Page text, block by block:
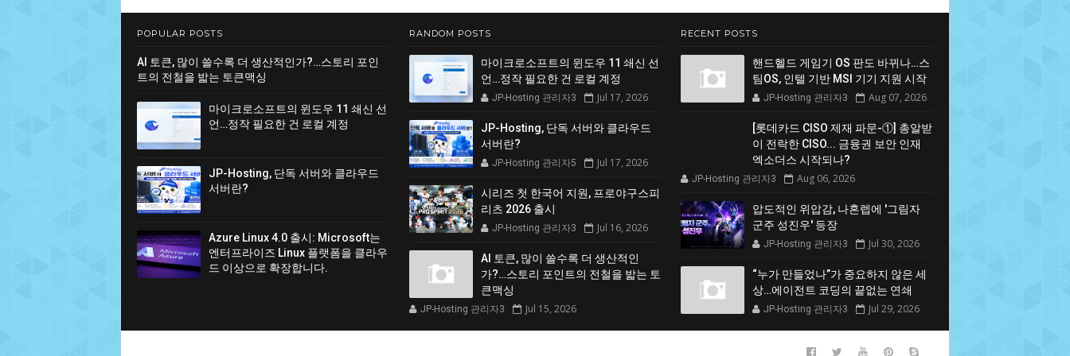
POPULAR POSTS
AI 토큰, 많이 쓸수록 더 생산적인가?…스토리 포인
트의 전철을 밟는 토큰맥싱
마이크로소프트의 윈도우 11 쇄신 선
언…정작 필요한 건 로컬 계정
JP-Hosting, 단독 서버와 클라우드
서버란?
Azure Linux 4.0 출시: Microsoft는
엔터프라이즈 Linux 플랫폼을 클라우
드 이상으로 확장합니다.
RANDOM POSTS
마이크로소프트의 윈도우 11 쇄신 선
언…정작 필요한 건 로컬 계정
JP-Hosting 관리자3 Jul 17, 2026
JP-Hosting, 단독 서버와 클라우드
서버란?
JP-Hosting 관리자5 Jul 17, 2026
시리즈 첫 한국어 지원, 프로야구스피
리츠 2026 출시
JP-Hosting 관리자3 Jul 16, 2026
AI 토큰, 많이 쓸수록 더 생산적인
가?…스토리 포인트의 전철을 밟는 토
큰맥싱
JP-Hosting 관리자3 Jul 15, 2026
RECENT POSTS
핸드헬드 게임기 OS 판도 바뀌나…스
팀OS, 인텔 기반 MSI 기기 지원 시작
JP-Hosting 관리자3 Aug 07, 2026
[롯데카드 CISO 제재 파문-①] 총알받
이 전락한 CISO... 금융권 보안 인재
엑소더스 시작되나?
JP-Hosting 관리자3 Aug 06, 2026
압도적인 위압감, 나혼렙에 '그림자
군주 성진우' 등장
JP-Hosting 관리자3 Jul 30, 2026
“누가 만들었나”가 중요하지 않은 세
상…에이전트 코딩의 끝없는 연쇄
JP-Hosting 관리자3 Jul 29, 2026